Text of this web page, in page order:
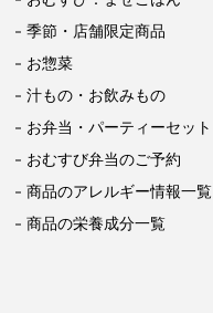
季節・店舗限定商品
お惣菜
汁もの・お飲みもの
お弁当・パーティーセット
おむすび弁当のご予約
商品のアレルギー情報一覧
商品の栄養成分一覧